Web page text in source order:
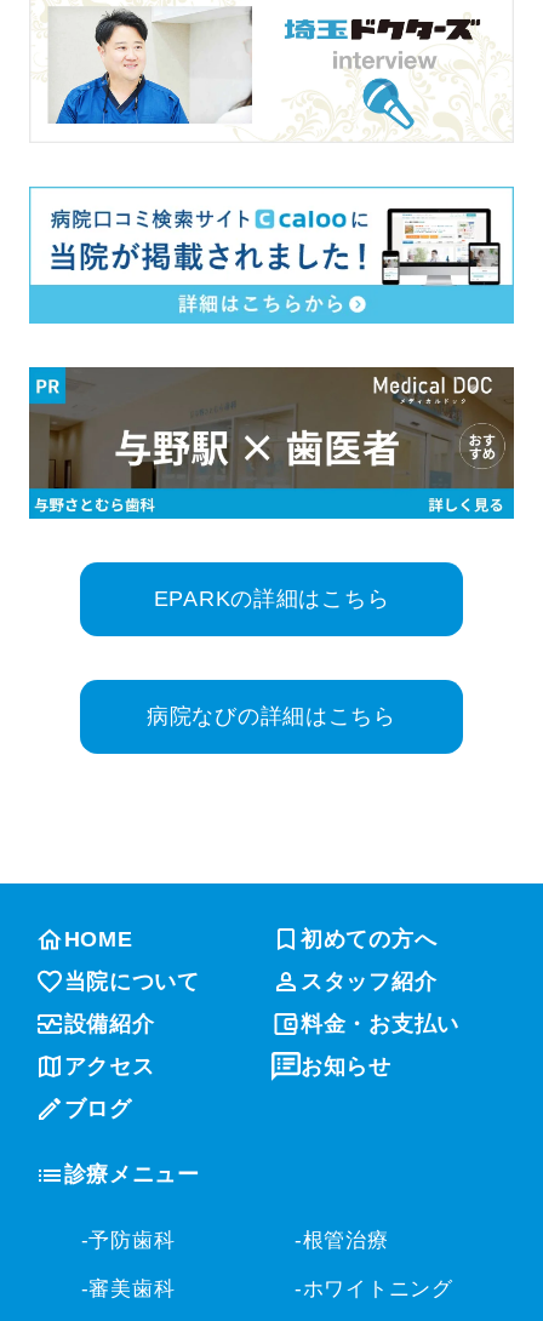
EPARKの詳細はこちら
病院なびの詳細はこちら
HOME
初めての方へ
当院について
スタッフ紹介
設備紹介
料金・お支払い
アクセス
お知らせ
ブログ
診療メニュー
-予防歯科
-審美歯科
-根管治療
-ホワイトニング